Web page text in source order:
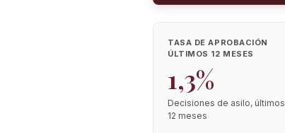
TASA DE APROBACIÓN
ÚLTIMOS 12 MESES
1,3%
Decisiones de asilo, últimos
12 meses